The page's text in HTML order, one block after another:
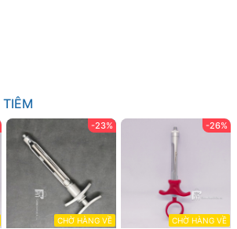
-23%
CHỜ HÀNG VỀ
-26%
CHỜ HÀNG VỀ